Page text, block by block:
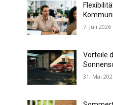
7. Juli 2026
Vorteile
31. Mai